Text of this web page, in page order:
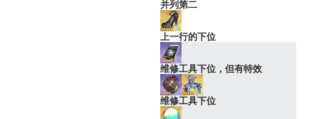
并列第二
上一行的下位
维修工具下位，但有特效
维修工具下位